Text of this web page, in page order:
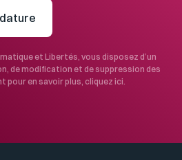
et Libertés, vous disposez d’un
de modification et de suppression des
pour en savoir plus, cliquez ici.